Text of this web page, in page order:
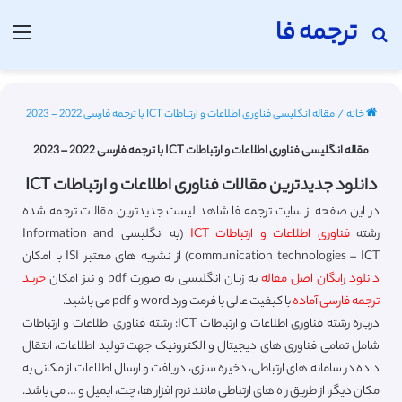
ترجمه فا
جستجو برای
خانه/مقاله انگلیسی فناوری اطلاعات و ارتباطات ICT با ترجمه فارسی 2022 - 2023
مقاله انگلیسی فناوری اطلاعات و ارتباطات ICT با ترجمه فارسی 2022 – 2023
دانلود جدیدترین مقالات فناوری اطلاعات و ارتباطات ICT
در این صفحه از سایت ترجمه فا شاهد لیست جدیدترین مقالات ترجمه شده
رشتهفناوری اطلاعات و ارتباطات ICT
(به انگلیسی Information and
communication technologies – ICT) از نشریه های معتبر ISI با امکان
دانلود رایگان اصل مقالهبه زبان انگلیسی به صورت pdf و نیز امکان
خرید
ترجمه فارسی آمادهبا کیفیت عالی با فرمت ورد word و pdf می باشید.
درباره رشته فناوری اطلاعات و ارتباطات ICT: رشته فناوری اطلاعات و ارتباطات
شامل تمامی فناوری های دیجیتال و الکترونیک جهت تولید اطلاعات، انتقال
داده در سامانه های ارتباطی، ذخیره سازی، دریافت و ارسال اطلاعات از مکانی به
مکان دیگر، از طریق راه های ارتباطی مانند نرم افزار ها، چت، ایمیل و … می باشد.